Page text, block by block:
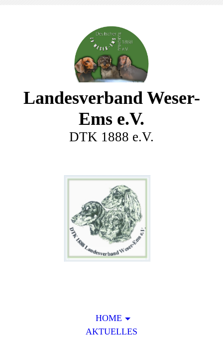
Landesverband Weser-
Ems e.V.
DTK 1888 e.V.
HOME
AKTUELLES